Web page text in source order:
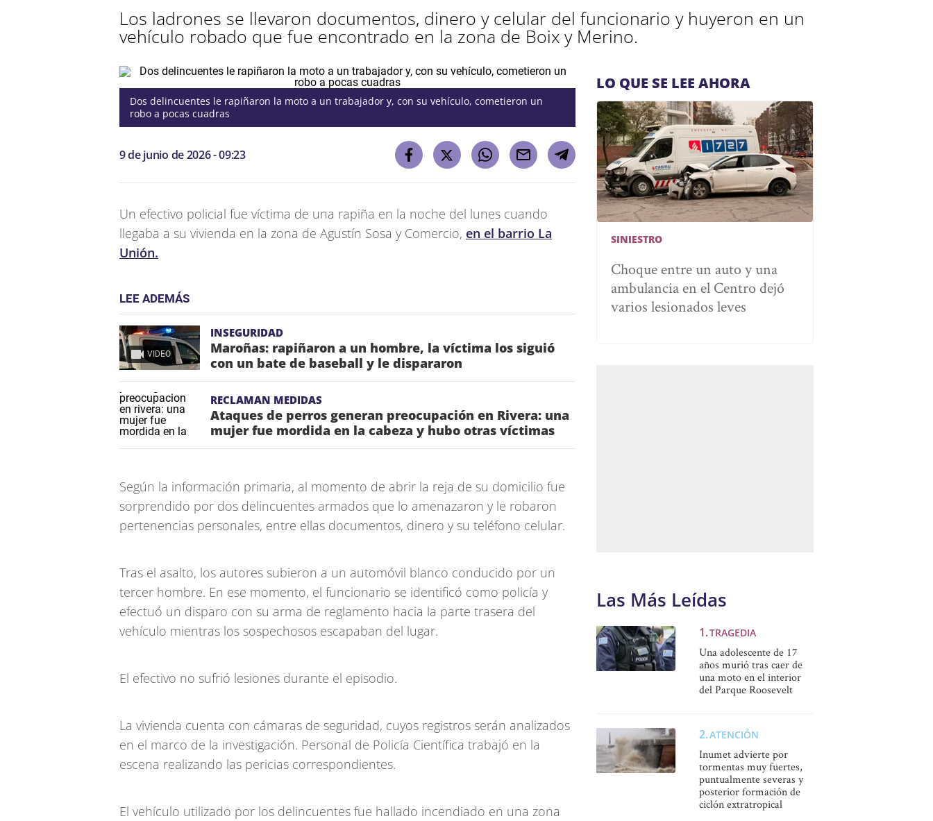
Los ladrones se llevaron documentos, dinero y celular del funcionario y huyeron en un
vehículo robado que fue encontrado en la zona de Boix y Merino.
Dos delincuentes le rapiñaron la moto a un trabajador y, con su vehículo, cometieron un
robo a pocas cuadras
9 de junio de 2026 - 09:23
Un efectivo policial fue víctima de una rapiña en la noche del lunes cuando
llegaba a su vivienda en la zona de Agustín Sosa y Comercio, en el barrio La
Unión.
LEE ADEMÁS
VIDEO
INSEGURIDAD
Maroñas: rapiñaron a un hombre, la víctima los siguió
con un bate de baseball y le dispararon
RECLAMAN MEDIDAS
Ataques de perros generan preocupación en Rivera: una
mujer fue mordida en la cabeza y hubo otras víctimas
Según la información primaria, al momento de abrir la reja de su domicilio fue
sorprendido por dos delincuentes armados que lo amenazaron y le robaron
pertenencias personales, entre ellas documentos, dinero y su teléfono celular.
Tras el asalto, los autores subieron a un automóvil blanco conducido por un
tercer hombre. En ese momento, el funcionario se identificó como policía y
efectuó un disparo con su arma de reglamento hacia la parte trasera del
vehículo mientras los sospechosos escapaban del lugar.
El efectivo no sufrió lesiones durante el episodio.
La vivienda cuenta con cámaras de seguridad, cuyos registros serán analizados
en el marco de la investigación. Personal de Policía Científica trabajó en la
escena realizando las pericias correspondientes.
El vehículo utilizado por los delincuentes fue hallado incendiado en una zona
LO QUE SE LEE AHORA
SINIESTRO
Choque entre un auto y una
ambulancia en el Centro dejó
varios lesionados leves
Las Más Leídas
TRAGEDIA
Una adolescente de 17
años murió tras caer de
una moto en el interior
del Parque Roosevelt
ATENCIÓN
Inumet advierte por
tormentas muy fuertes,
puntualmente severas y
posterior formación de
ciclón extratropical